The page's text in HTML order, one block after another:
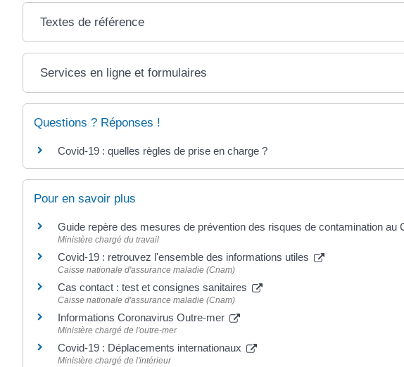
Textes de référence
Services en ligne et formulaires
Questions ? Réponses !
Covid-19 : quelles règles de prise en charge ?
Pour en savoir plus
Guide repère des mesures de prévention des risques de contamination au
Ministère chargé du travail
Covid-19 : retrouvez l'ensemble des informations utiles
Caisse nationale d'assurance maladie (Cnam)
Cas contact : test et consignes sanitaires
Caisse nationale d'assurance maladie (Cnam)
Informations Coronavirus Outre-mer
Ministère chargé de l'outre-mer
Covid-19 : Déplacements internationaux
Ministère chargé de l'intérieur